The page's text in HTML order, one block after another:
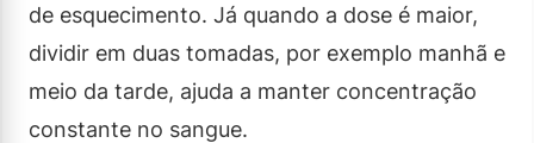
de esquecimento. Já quando a dose é maior,
dividir em duas tomadas, por exemplo manhã e
meio da tarde, ajuda a manter concentração
constante no sangue.